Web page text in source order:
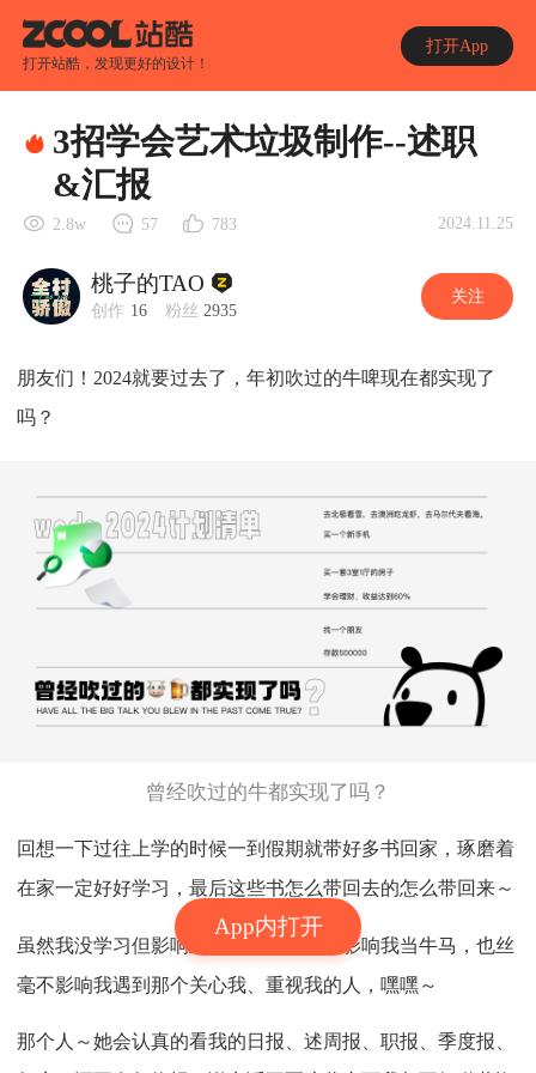
打开站酷，发现更好的设计！
打开App
App内打开
3招学会艺术垃圾制作--述职
&汇报
2.8w 57 783 2024.11.25
桃子的TAO
创作 16 粉丝 2935
关注
朋友们！2024就要过去了，年初吹过的牛啤现在都实现了
吗？
曾经吹过的牛都实现了吗？
回想一下过往上学的时候一到假期就带好多书回家，琢磨着
在家一定好好学习，最后这些书怎么带回去的怎么带回来～
虽然我没学习但影响到也不大，丝毫没影响我当牛马，也丝
毫不影响我遇到那个关心我、重视我的人，嘿嘿～
那个人～她会认真的看我的日报、述周报、职报、季度报、